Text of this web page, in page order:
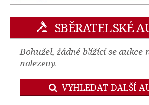
SBĚRATELSKÉ
Bohužel, žádné blížící se aukce
nalezeny.
VYHLEDAT DALŠÍ